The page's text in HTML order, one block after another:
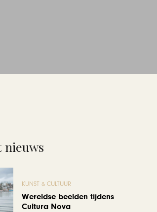
nieuws
KUNST & CULTUUR
Wereldse beelden tijdens
Cultura Nova